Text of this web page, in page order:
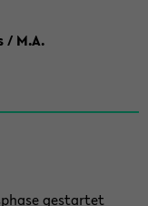
/ M.A.
gestartet